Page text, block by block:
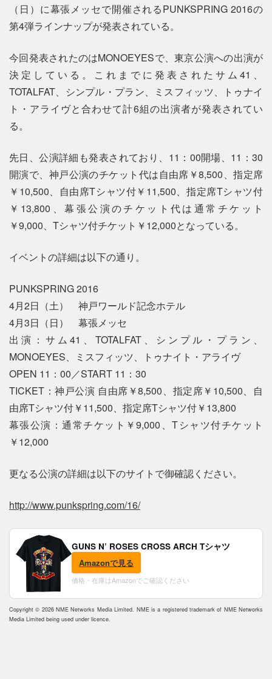
（日）に幕張メッセで開催されるPUNKSPRING 2016の
第4弾ラインナップが発表されている。
今回発表されたのはMONOEYESで、東京公演への出演が
決定している。これまでに発表されたサム41、
TOTALFAT、シンプル・プラン、ミスフィッツ、トゥナイ
ト・アライヴと合わせて計6組の出演者が発表されてい
る。
先日、公演詳細も発表されており、11：00開場、11：30
開演で、神戸公演のチケット代は自由席￥8,500、指定席
￥10,500、自由席Tシャツ付￥11,500、指定席Tシャツ付
￥13,800、幕張公演のチケット代は通常チケット
￥9,000、Tシャツ付チケット￥12,000となっている。
イベントの詳細は以下の通り。
PUNKSPRING 2016
4月2日（土） 神戸ワールド記念ホテル
4月3日（日） 幕張メッセ
出演：サム41、TOTALFAT、シンプル・プラン、
MONOEYES、ミスフィッツ、トゥナイト・アライヴ
OPEN 11：00／START 11：30
TICKET：神戸公演 自由席￥8,500、指定席￥10,500、自
由席Tシャツ付￥11,500、指定席Tシャツ付￥13,800
幕張公演：通常チケット￥9,000、Tシャツ付チケット
￥12,000
更なる公演の詳細は以下のサイトで御確認ください。
http://www.punkspring.com/16/
GUNS N’ ROSES CROSS ARCH Tシャツ
Amazonで見る
価格・在庫はAmazonでご確認ください
Copyright © 2026 NME Networks Media Limited. NME is a registered trademark of NME Networks
Media Limited being used under licence.